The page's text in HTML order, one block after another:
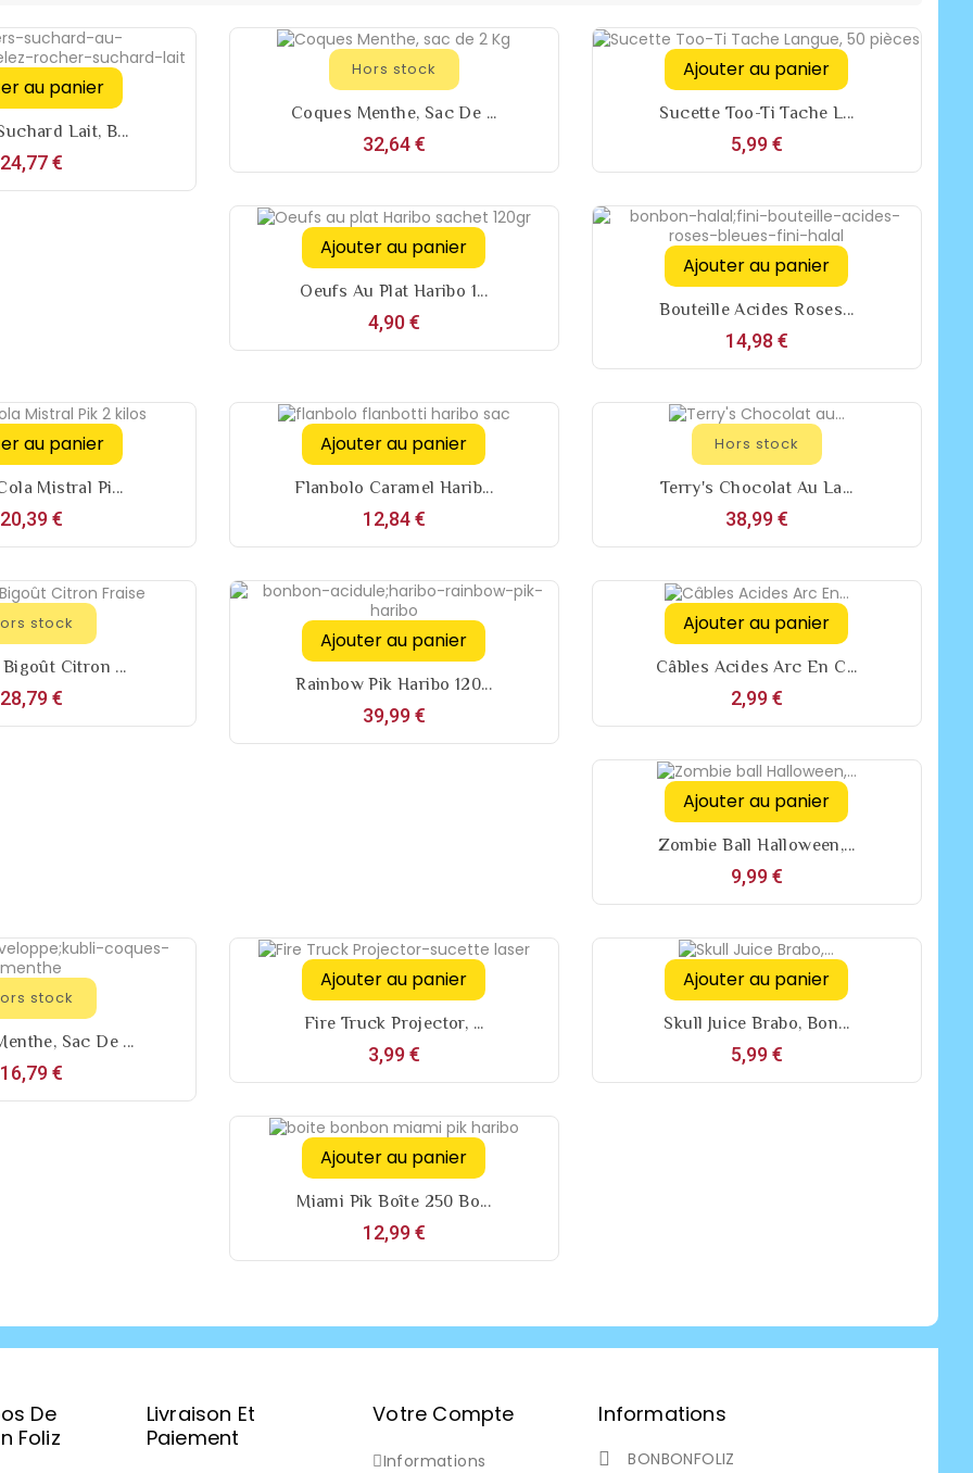
au panier
Lait, B...
24,77 €Prix
Hors stock
Coques Menthe, Sac De ...
32,64 €Prix
Ajouter au panier
Sucette Too-Ti Tache L...
5,99 €Prix
Ajouter au panier
Oeufs Au Plat Haribo 1...
4,90 €Prix
Ajouter au panier
Bouteille Acides Roses...
14,98 €Prix
au panier
Mistral Pi...
20,39 €Prix
Ajouter au panier
Flanbolo Caramel Harib...
12,84 €Prix
Hors stock
Terry's Chocolat Au La...
38,99 €Prix
stock
Bigoût Citron ...
28,79 €Prix
Ajouter au panier
Rainbow Pik Haribo 120...
39,99 €Prix
Ajouter au panier
Câbles Acides Arc En C...
2,99 €Prix
Ajouter au panier
Zombie Ball Halloween,...
9,99 €Prix
stock
Sac De ...
16,79 €Prix
Ajouter au panier
Fire Truck Projector, ...
3,99 €Prix
Ajouter au panier
Skull Juice Brabo, Bon...
5,99 €Prix
Ajouter au panier
Miami Pik Boîte 250 Bo...
12,99 €Prix
De
Foliz
Livraison Et
Paiement
Votre Compte
Informations
Informations

BONBONFOLIZ